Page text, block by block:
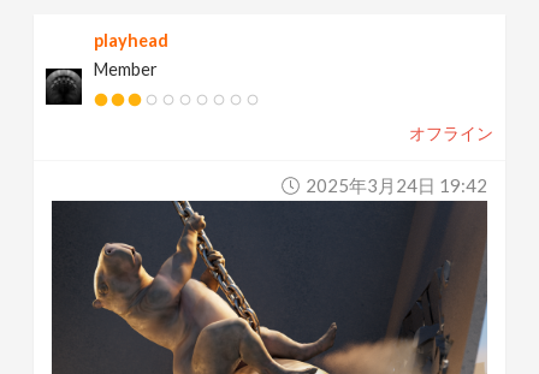
playhead
Member
オフライン
2025年3月24日 19:42